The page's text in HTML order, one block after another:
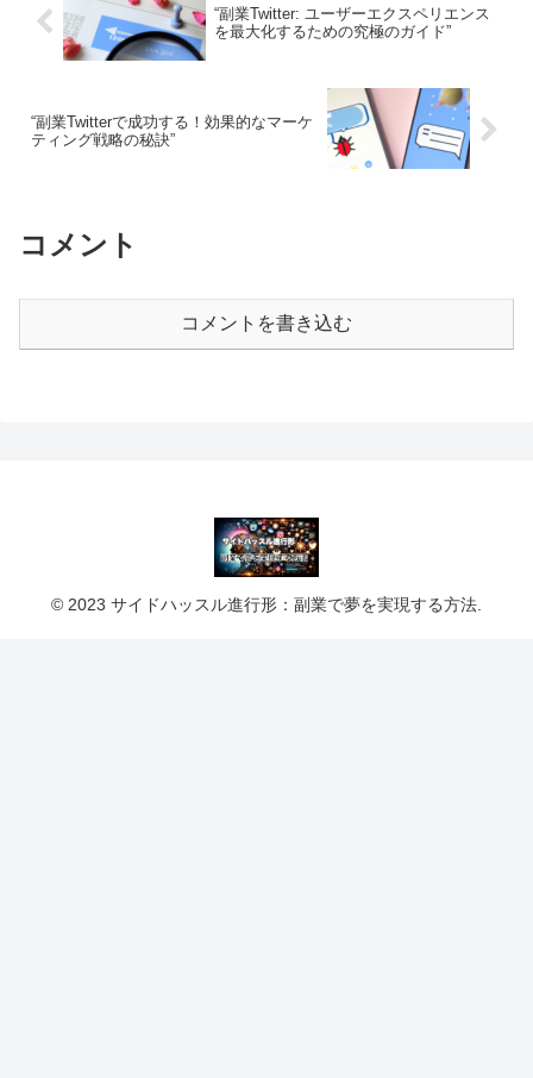
“副業Twitter: ユーザーエクスペリエンス
を最大化するための究極のガイド”
“副業Twitterで成功する！効果的なマーケ
ティング戦略の秘訣”
コメント
コメントを書き込む
© 2023 サイドハッスル進行形：副業で夢を実現する方法.